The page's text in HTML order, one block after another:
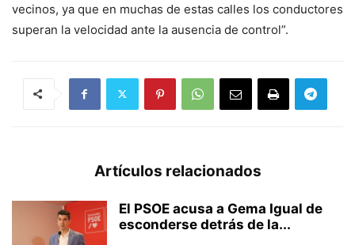
vecinos, ya que en muchas de estas calles los conductores
superan la velocidad ante la ausencia de control”.
Artículos relacionados
El PSOE acusa a Gema Igual de
esconderse detrás de la...